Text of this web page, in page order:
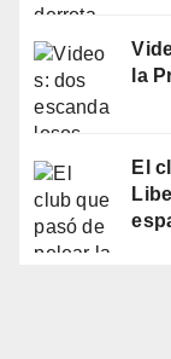
la
El